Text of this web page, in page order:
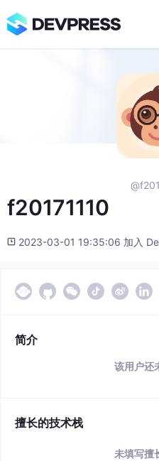
f20171110
2023-03-01 19:35:06 加入
简介
该用户还
擅长的技术栈
未填写擅